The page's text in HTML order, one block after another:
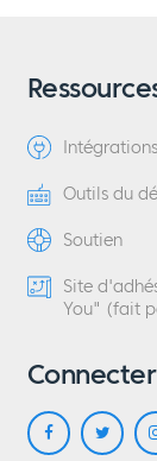
Intégrations
Outils du
Soutien
Site
You" (fait
Connecter